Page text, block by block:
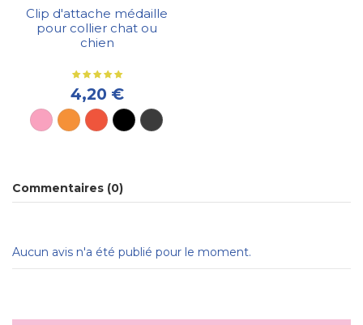
Clip d'attache médaille
pour collier chat ou
chien
4,20 €
Commentaires (0)
Aucun avis n'a été publié pour le moment.